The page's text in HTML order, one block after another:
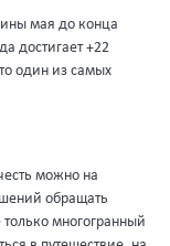
мая до конца
достигает +22
один из самых
можно на
обращать
многогранный